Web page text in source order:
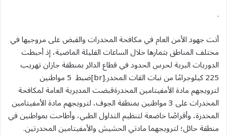
.
أتت جهود الأمن العام في مكافحة المخدرات والقبض على مروجيها في
مختلف المناطق بثمارها خلال الساعات القليلة الماضية، إذ أحبطت
الدوريات البرية لحرس الحدود في قطاع الدائر بمنطقة جازان تهريب
225 كيلوجرامًا من نبات القات المخدر.[br]ضبط 5 مواطنين
لترويجهم مادة الأمفيتامين المخدرةقبضت المديرية العامة لمكافحة
المخدرات على 3 مواطنين بمنطقة الجوف، لترويجهم مادة الأمفيتامين
المخدرة، وأقراصًا خاضعة لتنظيم التداول الطبي، وأطاحت بمواطنين في
منطقة حائل؛ لترويجهما مادتي الحشيش والأمفيتامين المخدرتين.